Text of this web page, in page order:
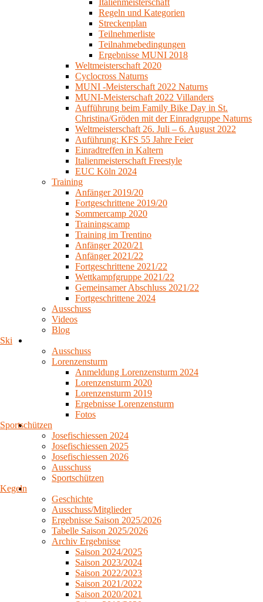
Italienmeisterschaft
Regeln und Kategorien
Streckenplan
Teilnehmerliste
Teilnahmebedingungen
Ergebnisse MUNI 2018
Weltmeisterschaft 2020
Cyclocross Naturns
MUNI -Meisterschaft 2022 Naturns
MUNI-Meisterschaft 2022 Villanders
Aufführung beim Family Bike Day in St.
Christina/Gröden mit der Einradgruppe Naturns
Weltmeisterschaft 26. Juli – 6. August 2022
Auführung: KFS 55 Jahre Feier
Einradtreffen in Kaltern
Italienmeisterschaft Freestyle
EUC Köln 2024
Training
Anfänger 2019/20
Fortgeschrittene 2019/20
Sommercamp 2020
Trainingscamp
Training im Trentino
Anfänger 2020/21
Anfänger 2021/22
Fortgeschrittene 2021/22
Wettkampfgruppe 2021/22
Gemeinsamer Abschluss 2021/22
Fortgeschrittene 2024
Ausschuss
Videos
Blog
Ski
Ausschuss
Lorenzensturm
Anmeldung Lorenzensturm 2024
Lorenzensturm 2020
Lorenzensturm 2019
Ergebnisse Lorenzensturm
Fotos
Sportschützen
Josefischiessen 2024
Josefischiessen 2025
Josefischiessen 2026
Ausschuss
Sportschützen
Kegeln
Geschichte
Ausschuss/Mitglieder
Ergebnisse Saison 2025/2026
Tabelle Saison 2025/2026
Archiv Ergebnisse
Saison 2024/2025
Saison 2023/2024
Saison 2022/2023
Saison 2021/2022
Saison 2020/2021